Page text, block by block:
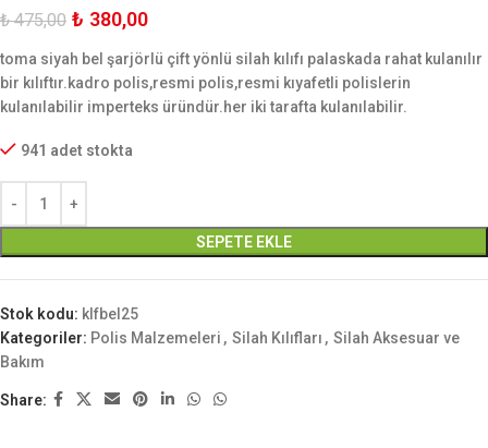
₺475,00 ₺ 380,00
toma siyah bel şarjörlü çift yönlü silah kılıfı palaskada rahat kulanılır
bir kılıftır.kadro polis,resmi polis,resmi kıyafetli polislerin
kulanılabilir imperteks üründür.her iki tarafta kulanılabilir.
941 adet stokta
SEPETE EKLE
Stok kodu: klfbel25
Kategoriler: Polis Malzemeleri , Silah Kılıfları , Silah Aksesuar ve
Bakım
Share: